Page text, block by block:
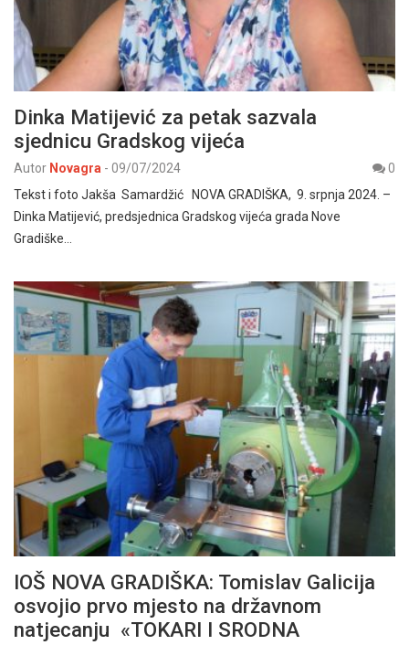
Dinka Matijević za petak sazvala
sjednicu Gradskog vijeća
Autor Novagra - 09/07/2024
0
Tekst i foto Jakša Samardžić NOVA GRADIŠKA, 9. srpnja 2024. –
Dinka Matijević, predsjednica Gradskog vijeća grada Nove
Gradiške…
IOŠ NOVA GRADIŠKA: Tomislav Galicija
osvojio prvo mjesto na državnom
natjecanju «TOKARI I SRODNA